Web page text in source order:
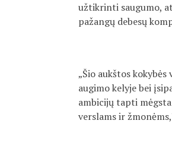
užtikrinti saugumo,
pažangų debesų
„Šio aukštos
augimo kelyje bei
ambicijų tapti
verslams ir